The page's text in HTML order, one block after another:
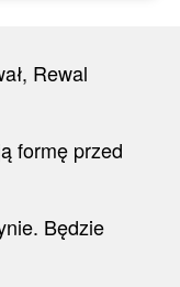
Rewal
formę przed
Będzie